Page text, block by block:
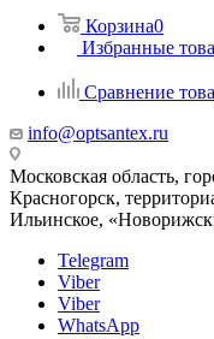
Корзина0
Избранные
Сравнение
info@optsantex.ru
Московская область,
Красногорск,
Ильинское,
Telegram
Viber
Viber
WhatsApp